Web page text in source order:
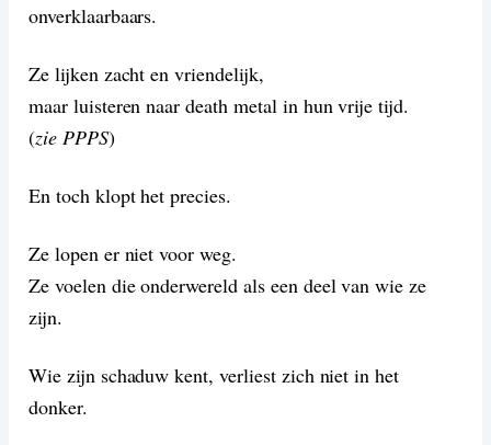
onverklaarbaars.
Ze lijken zacht en vriendelijk,
maar luisteren naar death metal in hun vrije tijd.
(zie PPPS)
En toch klopt het precies.
Ze lopen er niet voor weg.
Ze voelen die onderwereld als een deel van wie ze
zijn.
Wie zijn schaduw kent, verliest zich niet in het
donker.